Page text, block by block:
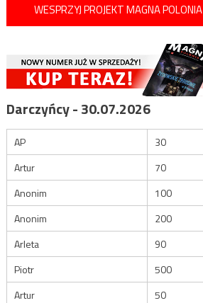
WESPRZYJ PROJEKT MAGNA POLONIA
Darczyńcy - 30.07.2026
AP
30
Artur
70
Anonim
100
Anonim
200
Arleta
90
Piotr
500
Artur
50